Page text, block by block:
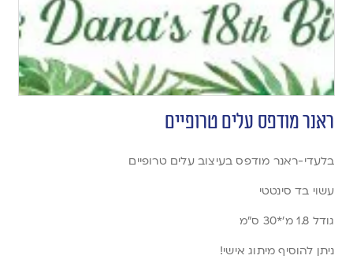
ראנר מודפס עלים טרופיים
בלעדי-ראנר מודפס בעיצוב עלים טרופיים
עשוי בד סינטטי
גודל 1.8 מ’*30 ס”מ
ניתן להוסיף מיתוג אישי!